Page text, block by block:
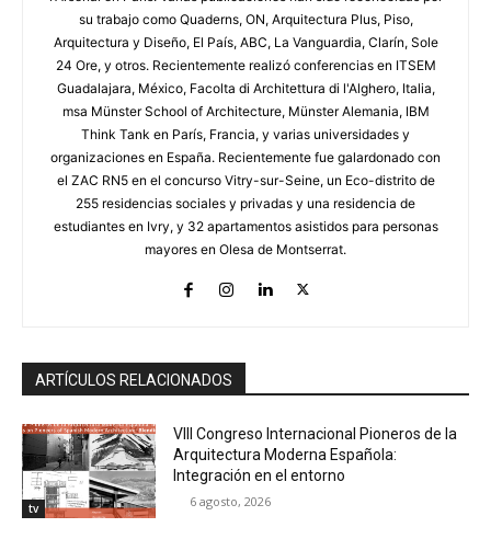
su trabajo como Quaderns, ON, Arquitectura Plus, Piso,
Arquitectura y Diseño, El País, ABC, La Vanguardia, Clarín, Sole
24 Ore, y otros. Recientemente realizó conferencias en ITSEM
Guadalajara, México, Facolta di Architettura di l'Alghero, Italia,
msa Münster School of Architecture, Münster Alemania, IBM
Think Tank en París, Francia, y varias universidades y
organizaciones en España. Recientemente fue galardonado con
el ZAC RN5 en el concurso Vitry-sur-Seine, un Eco-distrito de
255 residencias sociales y privadas y una residencia de
estudiantes en Ivry, y 32 apartamentos asistidos para personas
mayores en Olesa de Montserrat.
ARTÍCULOS RELACIONADOS
tv
VIII Congreso Internacional Pioneros de la
Arquitectura Moderna Española:
Integración en el entorno
6 agosto, 2026